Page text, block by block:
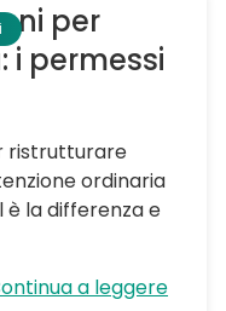
per
i permessi
ristrutturare
ordinaria
è la differenza e
a leggere